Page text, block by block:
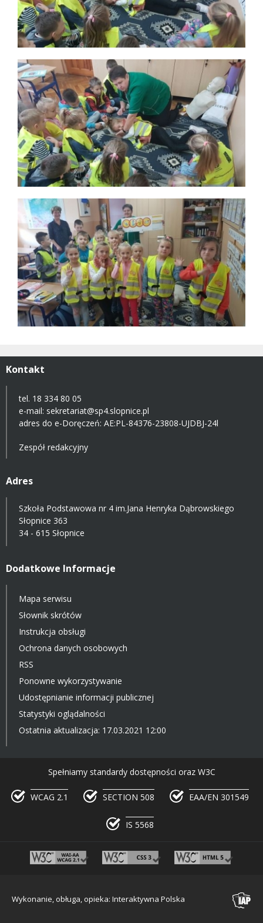
Kontakt
tel. 18 334 80 05
e-mail: sekretariat@sp4.slopnice.pl
adres do e-Doręczeń: AE:PL-84376-23808-UJDBJ-24l
Zespół redakcyjny
Adres
Szkoła Podstawowa nr 4 im.Jana Henryka Dąbrowskiego
Słopnice 363
34 - 615 Słopnice
Dodatkowe Informacje
Mapa serwisu
Słownik skrótów
Instrukcja obsługi
Ochrona danych osobowych
RSS
Ponowne wykorzystywanie
Udostępnianie informacji publicznej
Statystyki oglądalności
Ostatnia aktualizacja: 17.03.2021 12:00
Spełniamy standardy dostępności oraz W3C
WCAG 2.1 SECTION 508 EAA/EN 301549
IS 5568
Wykonanie, obługa, opieka: Interaktywna Polska